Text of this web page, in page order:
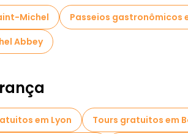
Michel
Passeios gastronômicos
Abbey
em Lyon Tours gratuitos em